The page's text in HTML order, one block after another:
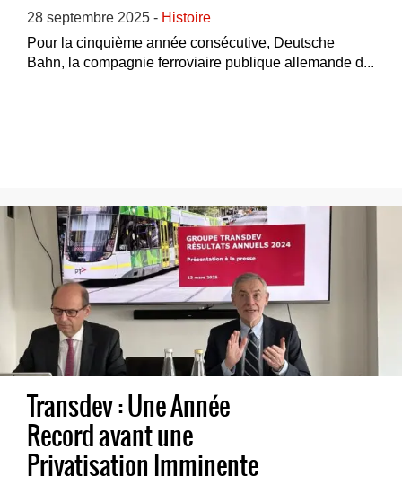
28 septembre 2025 - Histoire
Pour la cinquième année consécutive, Deutsche
Bahn, la compagnie ferroviaire publique allemande d...
Transdev : Une Année
Record avant une
Privatisation Imminente